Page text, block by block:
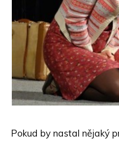
Pokud by nastal nějaký